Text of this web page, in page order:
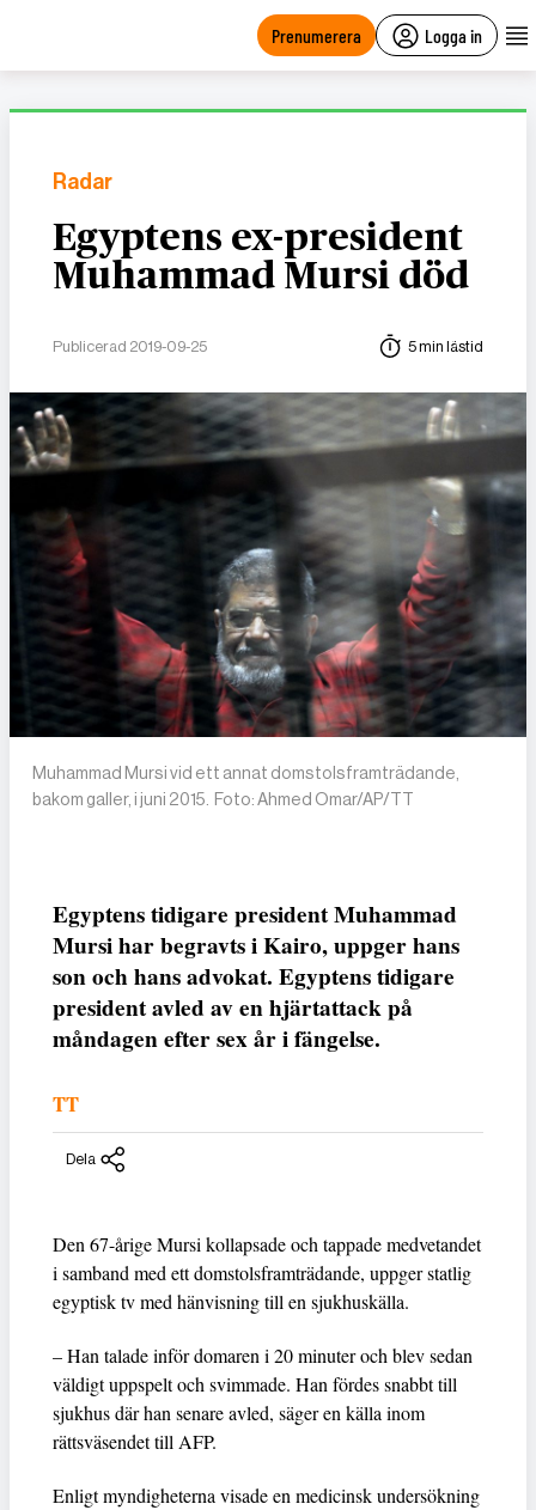
Prenumerera Logga in
Radar
Egyptens ex-president
Muhammad Mursi död
Publicerad 2019-09-25 5 min lästid
Muhammad Mursi vid ett annat domstolsframträdande,
bakom galler, i juni 2015. Foto: Ahmed Omar/AP/TT
Egyptens tidigare president Muhammad
Mursi har begravts i Kairo, uppger hans
son och hans advokat. Egyptens tidigare
president avled av en hjärtattack på
måndagen efter sex år i fängelse.
TT
Dela
Den 67-årige Mursi kollapsade och tappade medvetandet
i samband med ett domstolsframträdande, uppger statlig
egyptisk tv med hänvisning till en sjukhuskälla.
– Han talade inför domaren i 20 minuter och blev sedan
väldigt uppspelt och svimmade. Han fördes snabbt till
sjukhus där han senare avled, säger en källa inom
rättsväsendet till AFP.
Enligt myndigheterna visade en medicinsk undersökning